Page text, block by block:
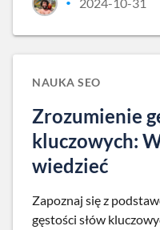
•
NAUKA SEO
Zrozumienie
kluczowych:
wiedzieć
Zapoznaj się z
gęstości słów